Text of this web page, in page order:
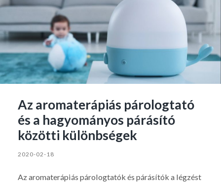
Az aromaterápiás párologtató
és a hagyományos párásító
közötti különbségek
2020-02-18
Az aromaterápiás párologtatók és párásítók a légzést